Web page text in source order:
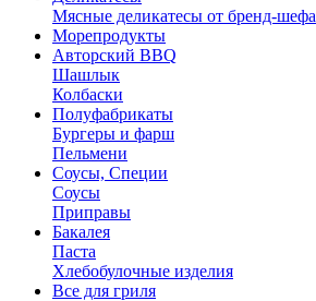
Мясные деликатесы от бренд-шефа
Морепродукты
Авторский BBQ
Шашлык
Колбаски
Полуфабрикаты
Бургеры и фарш
Пельмени
Соусы, Специи
Соусы
Приправы
Бакалея
Паста
Хлебобулочные изделия
Все для гриля